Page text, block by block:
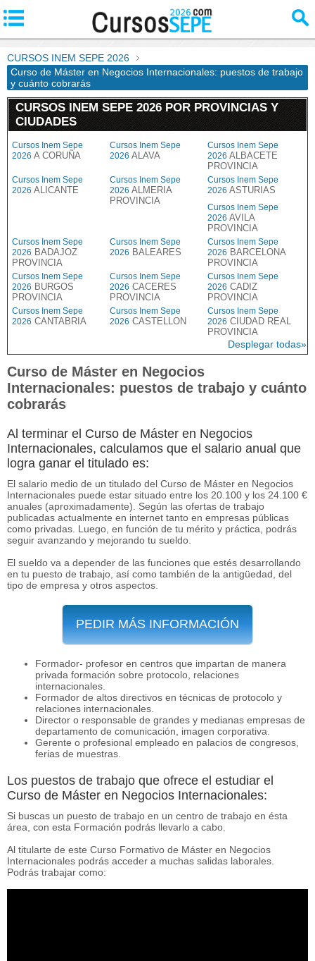
CURSOS INEM SEPE 2026
Curso de Máster en Negocios Internacionales: puestos de trabajo
y cuánto cobrarás
CURSOS INEM SEPE 2026 POR PROVINCIAS Y
CIUDADES
Cursos Inem Sepe
2026 A CORUÑA
Cursos Inem Sepe
2026 ALAVA
Cursos Inem Sepe
2026 ALBACETE
PROVINCIA
Cursos Inem Sepe
2026 ALICANTE
Cursos Inem Sepe
2026 ALMERIA
PROVINCIA
Cursos Inem Sepe
2026 ASTURIAS
Cursos Inem Sepe
2026 AVILA
PROVINCIA
Cursos Inem Sepe
2026 BADAJOZ
PROVINCIA
Cursos Inem Sepe
2026 BALEARES
Cursos Inem Sepe
2026 BARCELONA
PROVINCIA
Cursos Inem Sepe
2026 BURGOS
PROVINCIA
Cursos Inem Sepe
2026 CACERES
PROVINCIA
Cursos Inem Sepe
2026 CADIZ
PROVINCIA
Cursos Inem Sepe
2026 CANTABRIA
Cursos Inem Sepe
2026 CASTELLON
Cursos Inem Sepe
2026 CIUDAD REAL
PROVINCIA
Desplegar todas»
Curso de Máster en Negocios
Internacionales: puestos de trabajo y cuánto
cobrarás
Al terminar el Curso de Máster en Negocios
Internacionales, calculamos que el salario anual que
logra ganar el titulado es:
El salario medio de un titulado del Curso de Máster en Negocios
Internacionales puede estar situado entre los 20.100 y los 24.100 €
anuales (aproximadamente). Según las ofertas de trabajo
publicadas actualmente en internet tanto en empresas públicas
como privadas. Luego, en función de tu mérito y práctica, podrás
seguir avanzando y mejorando tu sueldo.
El sueldo va a depender de las funciones que estés desarrollando
en tu puesto de trabajo, así como también de la antigüedad, del
tipo de empresa y otros aspectos.
PEDIR MÁS INFORMACIÓN
Formador- profesor en centros que impartan de manera
privada formación sobre protocolo, relaciones
internacionales.
Formador de altos directivos en técnicas de protocolo y
relaciones internacionales.
Director o responsable de grandes y medianas empresas de
departamento de comunicación, imagen corporativa.
Gerente o profesional empleado en palacios de congresos,
ferias de muestras.
Los puestos de trabajo que ofrece el estudiar el
Curso de Máster en Negocios Internacionales:
Si buscas un puesto de trabajo en un centro de trabajo en ésta
área, con esta Formación podrás llevarlo a cabo.
Al titularte de este Curso Formativo de Máster en Negocios
Internacionales podrás acceder a muchas salidas laborales.
Podrás trabajar como: